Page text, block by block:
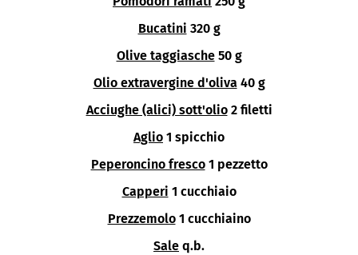
Bucatini 320 g
Olive taggiasche 50 g
Olio extravergine d'oliva 40 g
Acciughe (alici) sott'olio 2 filetti
Aglio 1 spicchio
Peperoncino fresco 1 pezzetto
Capperi 1 cucchiaio
Prezzemolo 1 cucchiaino
Sale q.b.